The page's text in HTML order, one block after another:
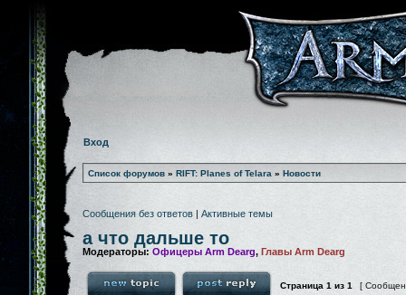
Вход
Список форумов » RIFT: Planes of Telara » Новости
Сообщения без ответов | Активные темы
а что дальше то
Модераторы: Офицеры Arm Dearg, Главы Arm Dearg
Страница 1 из 1 [